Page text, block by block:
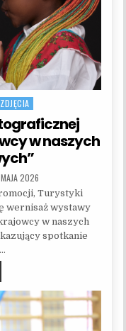
ZDJĘCIA
w naszych
DATE:
2026
Turystyki
wernisaż wystawy
w naszych
spotkanie